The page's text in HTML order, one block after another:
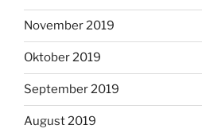
November 2019
Oktober 2019
September 2019
August 2019